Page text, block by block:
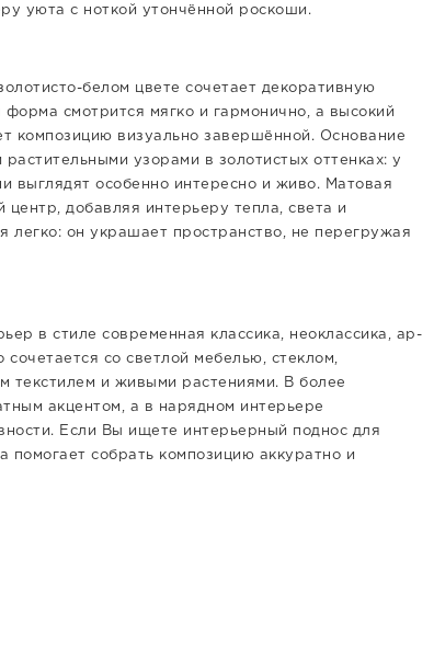
уюта с ноткой утончённой роскоши.
белом цвете сочетает декоративную
смотрится мягко и гармонично, а высокий
композицию визуально завершённой. Основание
узорами в золотистых оттенках: у
выглядят особенно интересно и живо. Матовая
центр, добавляя интерьеру тепла, света и
легко: он украшает пространство, не перегружая
в стиле современная классика, неоклассика, ар-
со светлой мебелью, стеклом,
текстилем и живыми растениями. В более
акцентом, а в нарядном интерьере
Если Вы ищете интерьерный поднос для
помогает собрать композицию аккуратно и